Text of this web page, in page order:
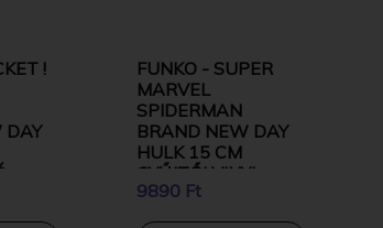
!
DAY
FUNKO - SUPER
MARVEL
SPIDERMAN
BRAND NEW DAY
HULK 15 CM
GYŰJTŐI VINYL
KARAKTER
9890 Ft